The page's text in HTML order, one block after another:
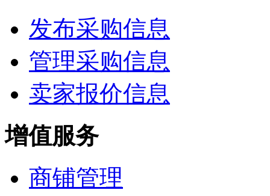
发布采购信息
管理采购信息
卖家报价信息
增值服务
商铺管理